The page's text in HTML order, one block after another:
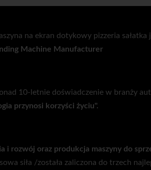
na ekran dotykowy pizzeria
Machine Manufacturer
10-letnie doświadczenie w branży
przynosi korzyści życiu".
i rozwój oraz produkcja maszyny do
siła /została zaliczona do trzech